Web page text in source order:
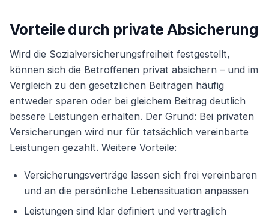
Vorteile durch private Absicherung
Wird die Sozialversicherungsfreiheit festgestellt,
können sich die Betroffenen privat absichern – und im
Vergleich zu den gesetzlichen Beiträgen häufig
entweder sparen oder bei gleichem Beitrag deutlich
bessere Leistungen erhalten. Der Grund: Bei privaten
Versicherungen wird nur für tatsächlich vereinbarte
Leistungen gezahlt. Weitere Vorteile:
Versicherungsverträge lassen sich frei vereinbaren
und an die persönliche Lebenssituation anpassen
Leistungen sind klar definiert und vertraglich